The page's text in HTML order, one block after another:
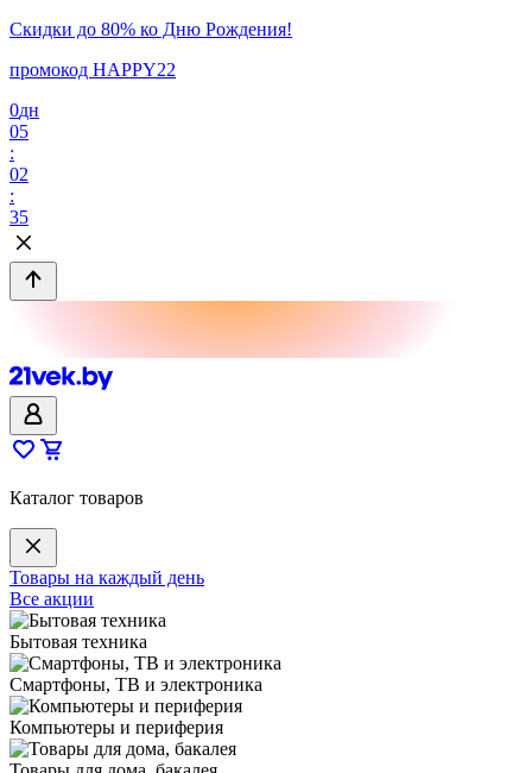
Скидки до 80% ко Дню Рождения!
промокод HAPPY22
0дн
05
:
02
:
35
Каталог товаров
Товары на каждый день
Все акции
Бытовая техника
Смартфоны, ТВ и электроника
Компьютеры и периферия